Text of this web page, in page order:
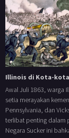
Illinois di Kota-
Awal Juli 1863, warga
setia merayakan
Pennsylvania, dan
terlibat penting dalam
Negara Sucker ini